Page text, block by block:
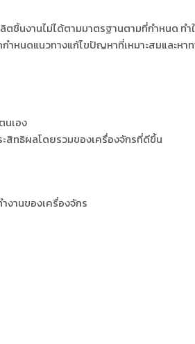
ชิ้นงานไม่ได้ตามมาตรฐานตามที่กำหนด
กำหนดแนวทางแก้ไขปัญหาที่เหมาะสมและ
นเอง
สิทธิผลโดยรวมของเครื่องจักรที่ดีขึ้น
งานของเครื่องจักร